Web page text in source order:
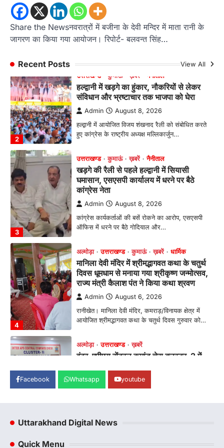
Share the Newsनवरात्रों में बजीना के देवी मन्दिर में माता रानी के
जागरण का किया गया आयोजन। रिपोर्ट- बलवन्त सिंह…
Recent Posts View All
याग्यिका कुंद्रा ने लहराया परचम, अंडर-14 वर्ग
में हासिल किया प्रथम स्थान
Admin August 8, 2026
रानीखेत। आर्मी पब्लिक स्कूल रानीखेत की प्रतिभाशाली
2
उत्तराखण्ड कुमाऊं ख़बरें नैनीताल
हल्द्वानी में खड़गे का हुंकार, नौकरियों से लेकर
संविधान और भ्रष्टाचार तक भाजपा को घेरा
Admin August 8, 2026
हल्द्वानी में आयोजित विजय शंखनाद रैली को संबोधित करते
हुए कांग्रेस के राष्ट्रीय अध्यक्ष मल्लिकार्जुन…
3
उत्तराखण्ड कुमाऊं ख़बरें नैनीताल
खड़गे की रैली से पहले हल्द्वानी में सियासी
घमासान, एसएसपी कार्यालय में धरने पर बैठे
कांग्रेस नेता
Admin August 8, 2026
कांग्रेस कार्यकर्ताओं की बसें रोकने का आरोप, एसएसपी
ऑफिस में धरने पर बैठे गोदियाल और…
4
अल्मोड़ा उत्तराखण्ड कुमाऊं ख़बरें धार्मिक
मानिला देवी मंदिर में श्रीमद्भागवत कथा के चतुर्थ
दिवस धूमधाम से मनाया गया श्रीकृष्ण जन्मोत्सव,
राज्य मंत्री कैलाश पंत ने किया कथा श्रवण
Admin August 6, 2026
रानीखेत। मानिला देवी मंदिर, कमराड़/विनायक क्षेत्र में
आयोजित श्रीमद्भागवत कथा के चतुर्थ दिवस गुरुवार को…
अल्मोड़ा उत्तराखण्ड ख़बरें
इंटर-एपीएस सेंट्रल कमांड चेस क्लस्टर-2 में
में हासिल किया प्रथम स्थान
Admin August 8, 2026
रानीखेत। आर्मी पब्लिक स्कूल रानीखेत की प्रतिभाशाली
Facebook Whatsapp youtube
Uttarakhand Digital News
Quick Menu